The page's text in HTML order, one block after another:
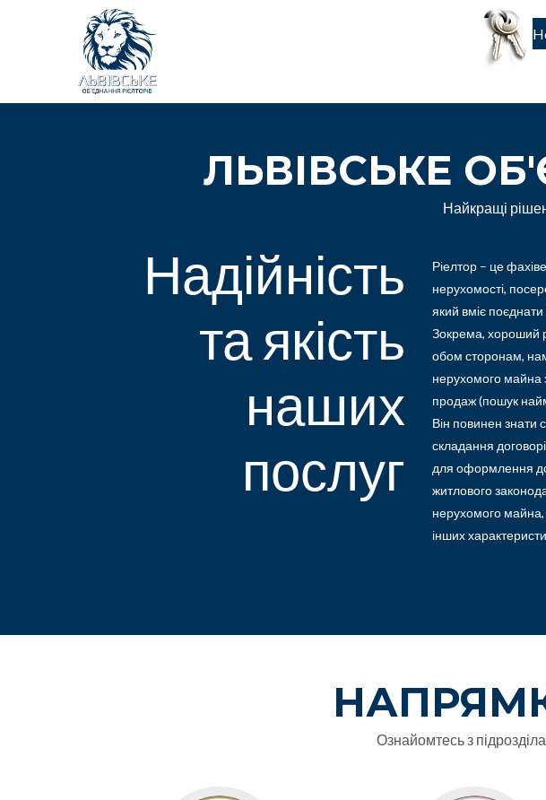
Smart Slider with ID #1
ЛЬВІВСЬКЕ
Найкращі
Надійність
та якість
наших
послуг
Ріелтор – це
нерухомості,
який вміє
Зокрема, хороший
обом сторонам,
нерухомого майна
продаж (пошук
Він повинен знати
складання
для оформлення
житлового
нерухомого майна,
інших
Ознайомтесь з